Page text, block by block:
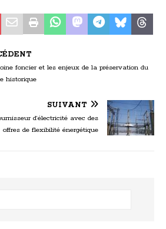
foncier et les enjeux de la préservation du
historique
SUIVANT
d’électricité avec des
offres de flexibilité énergétique